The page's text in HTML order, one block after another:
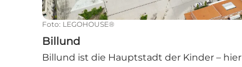
Foto: LEGOHOUSE®
Billund
Billund ist die Hauptstadt der Kinder – hier